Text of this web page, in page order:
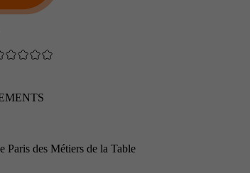
Paris des Métiers de la Table